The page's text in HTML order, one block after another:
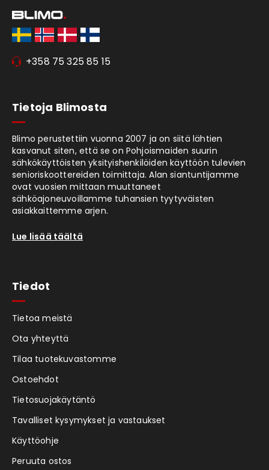
+358 75 325 85 15
Tietoja Blimosta
Blimo perustettiin vuonna 2007 ja on siitä lähtien
kasvanut siten, että se on Pohjoismaiden suurin
sähkökäyttöisten yksityishenkilöiden käyttöön tulevien
senioriskoottereiden toimittaja. Alan siantuntijamme
ovat vuosien mittaan muuttaneet
sähköajoneuvoillamme tuhansien tyytyväisten
asiakkaittemme arjen.
Lue lisää täältä
Tiedot
Tietoa meistä
Ota yhteyttä
Tilaa tuotekuvastomme
Ostoehdot
Tietosuojakäytäntö
Tavalliset kysymykset ja vastaukset
Käyttöohje
Peruuta ostos